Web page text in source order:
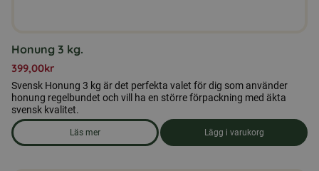
Honung 3 kg.
399,00kr
Svensk Honung 3 kg är det perfekta valet för dig som använder
honung regelbundet och vill ha en större förpackning med äkta
svensk kvalitet.
Läs mer
om produkten Honung 3 kg.
Lägg i varukorg